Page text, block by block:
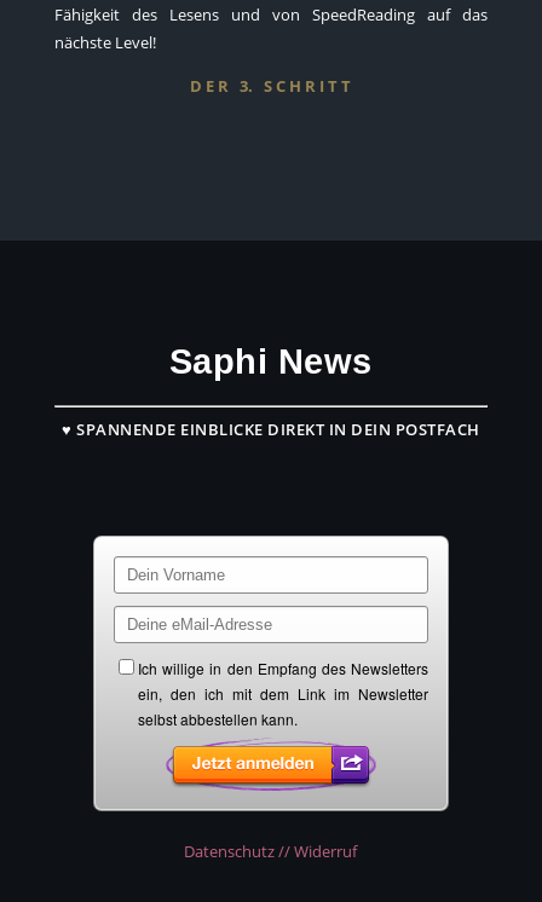
Fähigkeit des Lesens und von SpeedReading auf das
nächste Level!
D E R 3. S C H R I T T
Saphi News
♥ SPANNENDE EINBLICKE DIREKT IN DEIN POSTFACH
Datenschutz // Widerruf